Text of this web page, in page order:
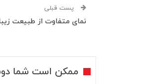
پست قبلی
نمای متفاوت از طبیعت
ممکن است شما